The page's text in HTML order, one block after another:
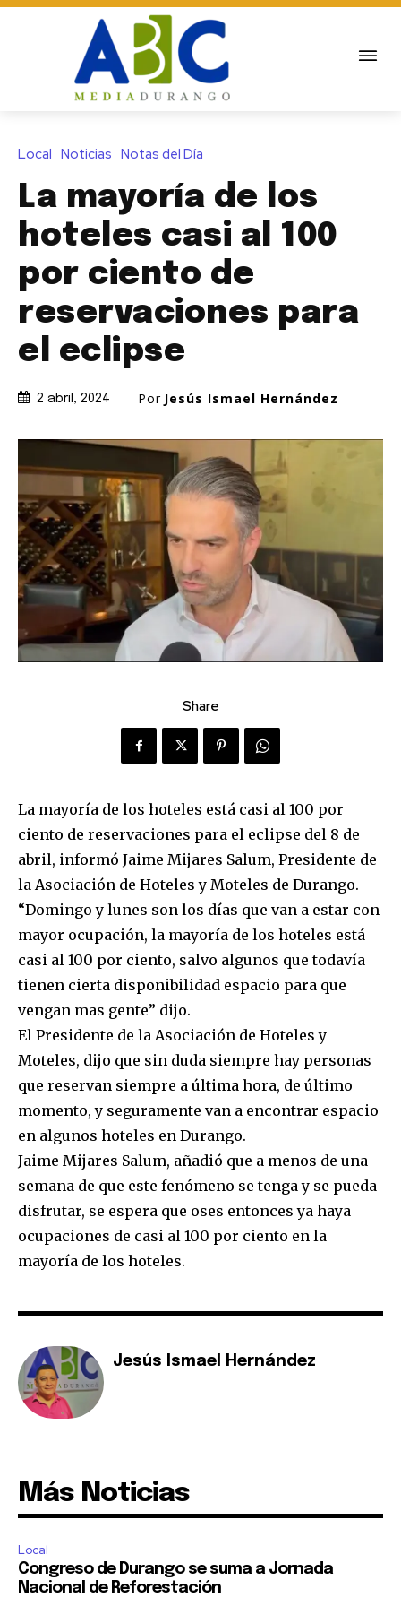
Local Noticias Notas del Día
La mayoría de los
hoteles casi al 100
por ciento de
reservaciones para
el eclipse
2 abril, 2024 Por Jesús Ismael Hernández
Share
La mayoría de los hoteles está casi al 100 por
ciento de reservaciones para el eclipse del 8 de
abril, informó Jaime Mijares Salum, Presidente de
la Asociación de Hoteles y Moteles de Durango.
“Domingo y lunes son los días que van a estar con
mayor ocupación, la mayoría de los hoteles está
casi al 100 por ciento, salvo algunos que todavía
tienen cierta disponibilidad espacio para que
vengan mas gente” dijo.
El Presidente de la Asociación de Hoteles y
Moteles, dijo que sin duda siempre hay personas
que reservan siempre a última hora, de último
momento, y seguramente van a encontrar espacio
en algunos hoteles en Durango.
Jaime Mijares Salum, añadió que a menos de una
semana de que este fenómeno se tenga y se pueda
disfrutar, se espera que oses entonces ya haya
ocupaciones de casi al 100 por ciento en la
mayoría de los hoteles.
Jesús Ismael Hernández
Más Noticias
Local
Congreso de Durango se suma a Jornada
Nacional de Reforestación